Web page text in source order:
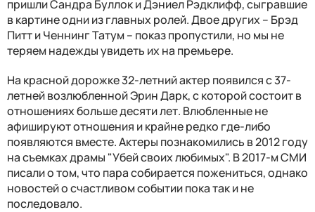
пришли Сандра Буллок и Дэниел Рэдклифф, сыгравшие
в картине одни из главных ролей. Двое других – Брэд
Питт и Ченнинг Татум – показ пропустили, но мы не
теряем надежды увидеть их на премьере.
На красной дорожке 32-летний актер появился с 37-
летней возлюбленной Эрин Дарк, с которой состоит в
отношениях больше десяти лет. Влюбленные не
афишируют отношения и крайне редко где-либо
появляются вместе. Актеры познакомились в 2012 году
на съемках драмы "Убей своих любимых". В 2017-м СМИ
писали о том, что пара собирается пожениться, однако
новостей о счастливом событии пока так и не
последовало.